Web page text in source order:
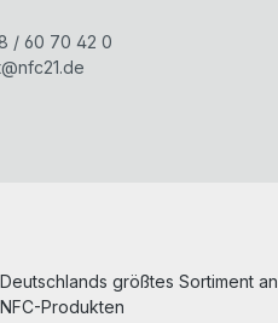
/ 60 70 42 0
Deutschlands größtes Sortiment an
NFC-Produkten